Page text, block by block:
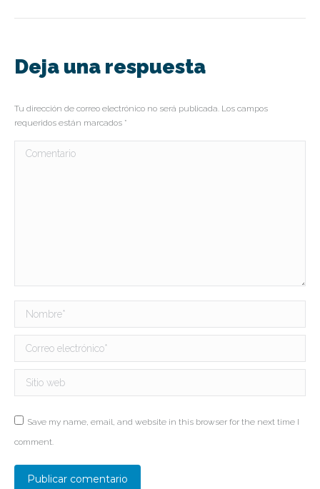
Deja una respuesta
Tu dirección de correo electrónico no será publicada. Los campos
requeridos están marcados *
Comentario
Nombre *
Correo electrónico *
Sitio web
Save my name, email, and website in this browser for the next time I
comment.
Publicar comentario